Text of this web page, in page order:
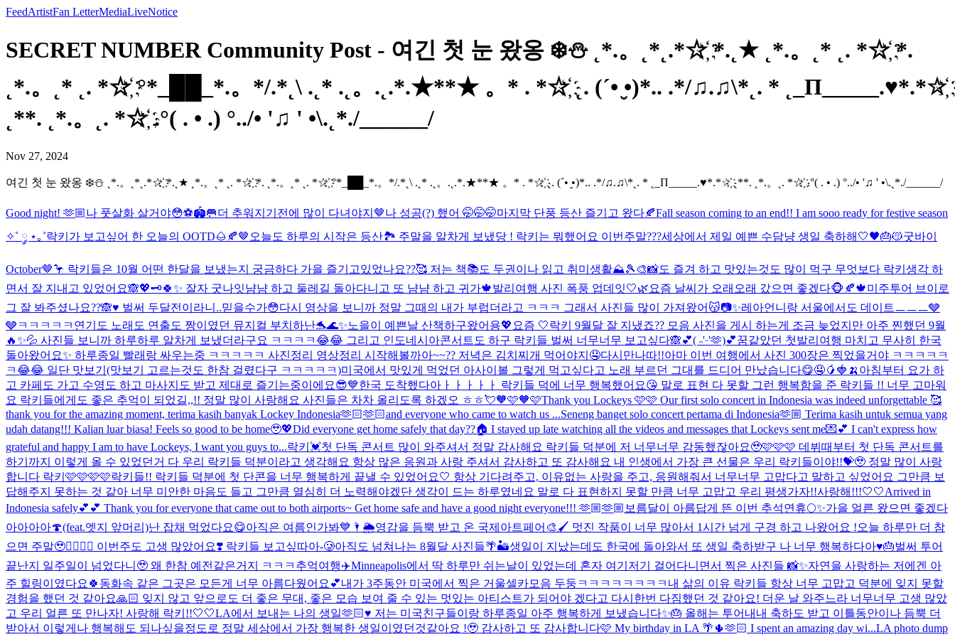
FeedArtistFan LetterMediaLiveNotice
SECRET NUMBER Community Post - 여긴 첫 눈 왔옹 ❄️⛄️ ˛*.。˛*˛.*☆҉ *.˛★ ˛*.。˛* ˛. *☆҉ *.
˛*.。˛* ˛. *☆҉ °*_██_*.。*/.*˛\ .˛* .˛。.˛.*.★**★ 。* . *☆҉ ˛. (´• ̮•)*.. .*/♫.♫\*˛. * ˛_Π_____.♥*.*☆҉
˛**. ˛*.。˛. *☆҉ .°( . • .) °../• '♫ ' •\.˛*./______/
Nov 27, 2024
여긴 첫 눈 왔옹 ❄️⛄️ ˛*.。˛*˛.*☆҉ *.˛★ ˛*.。˛* ˛. *☆҉ *. ˛*.。˛* ˛. *☆҉ °*_██_*.。*/.*˛\ .˛* .˛。.˛.*.★**★ 。* . *☆҉ ˛. (´• ̮•)*.. .*/♫.♫\*˛. * ˛_Π_____.♥*.*☆҉ ˛**. ˛*.。˛. *☆҉ .°( . • .) °../• '♫ ' •\.˛*./______/
Good night! 🫶🏼나 풋살화 살거야😳⚽️🏟️🥅더 추워지기전에 많이 다녀야지🤎나 성공(?) 했어 🤭🤭🤭마지막 단풍 등산 즐기고 왔다🍂Fall season coming to an end!! I am sooo ready for festive season
✧˚ ༘ ⋆｡˚락키가 보고싶어 한 오늘의 OOTD🌰🍂🤎 오늘도 하루의 시작은 등산🏞️ 주말을 알차게 보냈당 ! 락키는 뭐했어요 이번주말???세상에서 제일 예쁜 수담냥 생일 축하해🤍🖤🎂😽굿바이
October🤎🦩 락키들은 10월 어떤 한달을 보냈는지 궁금하다 가을 즐기고있었나요??🥰 저는 책📚도 두권이나 읽고 취미생활⛰️🎾🎨📸도 즐겨 하고 맛있는것도 많이 먹구 무엇보다 락키생각 하
면서 잘 지내고 있었어요🙈💖🗝️🍀✨ 잘자 굿나잇냠냠 하고 둘레길 돌아다니고 또 냠냠 하고 귀가🍁발리여행 사진 폭풍 업데잇🤍🌿요즘 날씨가 오래오래 갔으면 좋겠다🐵🍂🍁미주투어 브이로
그 잘 봐주셨나요??🙈♥️ 벌써 두달전이라니..믿을수가😳다시 영상을 보니까 정말 그때의 내가 부럽더라고 ㅋㅋㅋ 그래서 사진들 많이 가져왔어😽📷✨레아언니랑 서울에서도 데이트ㅡㅡㅡ🩶
🩶ㅋㅋㅋㅋㅋ 연기도 노래도 연출도 짱이였던 뮤지컬 부치하난🐬🌊✨노을이 예쁜날 산책하구왔어용💖 요즘 🤍락키 9월달 잘 지냈죠?? 모음 사진을 게시 하는게 조금 늦었지만 아주 찐했던 9월
🔥✨💦 사진들 보니까 하루하루 알차게 보냈더라구요 ㅋㅋㅋㅋ😂😂 그리고 인도네시아콘서트도 하구 락키들 벌써 너무너무 보고싶다🙈💕( ˶'ᵕ'🫶)💕꿈같았던 첫발리여행 마치고 무사히 한국
돌아왔어요✨ 하루종일 빨래랑 싸우는중 ㅋㅋㅋㅋㅋ 사진정리 영상정리 시작해볼까아~~?? 저녁은 김치찌개 먹어야지🤤다시만나따!!아마 이번 여행에서 사진 300장은 찍었을거야 ㅋㅋㅋㅋㅋ
ㅋ😂😂 일단 맛보기(맛보기 고르는것도 한참 걸렸다구 ㅋㅋㅋㅋㅋ)미국에서 맛있게 먹었던 아사이볼 그렇게 먹고싶다고 노래 부르던 그대를 드디어 만났습니다😋🤤🥭🍓🍌 아침부터 요가 하
고 카페도 가고 수영도 하고 마사지도 받고 제대로 즐기는중이에요😎💙한국 도착했다아ㅏㅏㅏㅏㅏ 락키들 덕에 너무 행복했어요😘 말로 표현 다 못할 그런 행복함을 준 락키들 !! 너무 고마워
요 락키들에게도 좋은 추억이 되었길,,!! 정말 많이 사랑해요 사진들은 차차 올리도록 하겠오 ㅎㅎ💘🧡🩷🧡🩷Thank you Lockeys 🩷🩷 Our first solo concert in Indonesia was indeed unforgettable 🥰
thank you for the amazing moment, terima kasih banyak Lockey Indonesia🫶🏻🫶🏻and everyone who came to watch us ...Seneng banget solo concert pertama di Indonesia🫶🏼 Terima kasih untuk semua yang
udah datang!!! Kalian luar biasa! Feels so good to be home🥹💖Did everyone get home safely that day??🏠 I stayed up late watching all the videos and messages that Lockeys sent me💌💕 I can't express how
grateful and happy I am to have Lockeys, I want you guys to...락키💓첫 단독 콘서트 많이 와주셔서 정말 감사해요 락키들 덕분에 저 너무너무 감동했잖아요🥹🩷🩷🩷 데뷔때부터 첫 단독 콘서트를
하기까지 이렇게 올 수 있었던거 다 우리 락키들 덕분이라고 생각해요 항상 많은 응원과 사랑 주셔서 감사하고 또 감사해요 내 인생에서 가장 큰 선물은 우리 락키들이야!!💝🥹 정말 많이 사랑
합니다 락키🩷🩷🩷🩷락키들!! 락키들 덕분에 첫 단콘을 너무 행복하게 끝낼 수 있었어요🤍 항상 기다려주고, 이유없는 사랑을 주고, 응원해줘서 너무너무 고맙다고 말하고 싶었어요 그만큼 보
답해주지 못하는 것 같아 너무 미안한 마음도 들고 그만큼 열심히 더 노력해야겠단 생각이 드는 하루였네요 말로 다 표현하지 못할 만큼 너무 고맙고 우리 평생가자!!사랑해!!!🤍🤍Arrived in
Indonesia safely💕💕 Thank you for everyone that came out to both airports~ Get home safe and have a good night everyone!!! 🫶🏼🫶🏼 보름달이 아름답게 뜬 이번 추석연휴🌕✨가을 얼른 왔으면 좋겠다
아아아아🍄(feat.엣지 앞머리)난 잡채 먹었다요😋아직은 여름인가봐💙🌂🌦️영감을 듬뿍 받고 온 국제아트페어🎨🖌️ 멋진 작품이 너무 많아서 1시간 넘게 구경 하고 나왔어요 !오늘 하루만 더 참
으면 주말🥹❤️‍🔥❤️‍🔥 이번주도 고생 많았어요❣️ 락키들 보고싶따아-🥲아직도 넘쳐나는 8월달 사진들🌴🏜️생일이 지났는데도 한국에 돌아와서 또 생일 축하받구 나 너무 행복하다아♥️🎂벌써 투어
끝난지 일주일이 넘었다니🥹 왜 한참 예전같은거지 ㅋㅋㅋ추억여행✈️Minneapolis에서 딱 하루만 쉬는날이 있었는데 혼자 여기저기 걸어다니면서 찍은 사진들 📸✨자연을 사랑하는 저에겐 아
주 힐링이였다요🍀동화속 같은 그곳은 모든게 너무 아름다웠어요💕내가 3주동안 미국에서 찍은 거울셀카모음 두둥ㅋㅋㅋㅋㅋㅋㅋㅋ 내 삶의 이유 락키들 항상 너무 고맙고 덕분에 잊지 못할
경험을 했던 것 같아요🙏🏻 잊지 않고 앞으로도 더 좋은 무대, 좋은 모습 보여 줄 수 있는 멋있는 아티스트가 되어야 겠다고 다시한번 다짐했던 것 같아요! 더운 날 와주느라 너무너무 고생 많았
고 우리 얼른 또 만나자! 사랑해 락키!!🤍🤍LA에서 보내는 나의 생일🫶🏻♥️ 저는 미국친구들이랑 하루종일 아주 행복하게 보냈습니다✨🎂 올해는 투어내내 축하도 받고 이틀동안이나 듬뿍 더
받아서 이렇게나 행복해도 되나싶을정도로 정말 세상에서 가장 행복한 생일이였던것같아요 !🥹 감사하고 또 감사합니다🩷 My birthday in LA 🌴🌵🫶🏻 I spent an amazing day wi...LA photo dump